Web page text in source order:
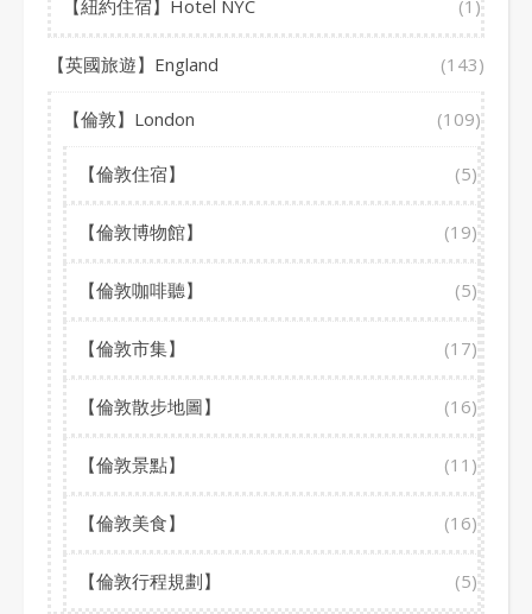
【紐約住宿】Hotel NYC (1)
【英國旅遊】England (143)
【倫敦】London (109)
【倫敦住宿】 (5)
【倫敦博物館】 (19)
【倫敦咖啡聽】 (5)
【倫敦市集】 (17)
【倫敦散步地圖】 (16)
【倫敦景點】 (11)
【倫敦美食】 (16)
【倫敦行程規劃】 (5)